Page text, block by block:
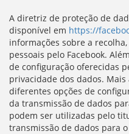
A diretriz de proteção de
disponível em https://
informações sobre a
pessoais pelo Facebook.
de configuração oferecidas
privacidade dos dados.
diferentes opções de
da transmissão de dados
podem ser utilizadas pelo
transmissão de dados para o